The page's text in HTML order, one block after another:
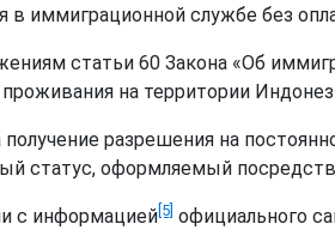
в иммиграционной службе без
статьи 60 Закона «Об
на территории
получение разрешения на
статус, оформляемый
с информацией[5] официального